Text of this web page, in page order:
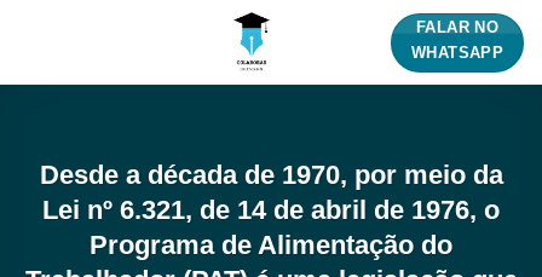
FALAR NO
WHATSAPP
Desde a década de 1970, por meio da
Lei nº 6.321, de 14 de abril de 1976, o
Programa de Alimentação do